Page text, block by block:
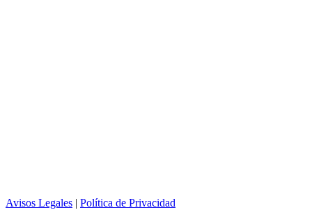
Avisos Legales | Política de Privacidad